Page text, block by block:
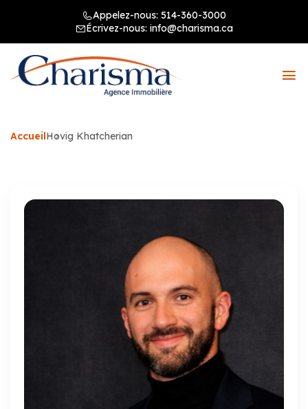
Appelez-nous: 514-360-3000
Écrivez-nous: info@charisma.ca
AccueilHovig Khatcherian